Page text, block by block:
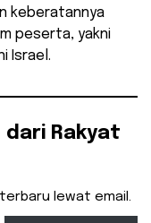
keberatannya
peserta, yakni
Israel.
dari Rakyat
lewat email.